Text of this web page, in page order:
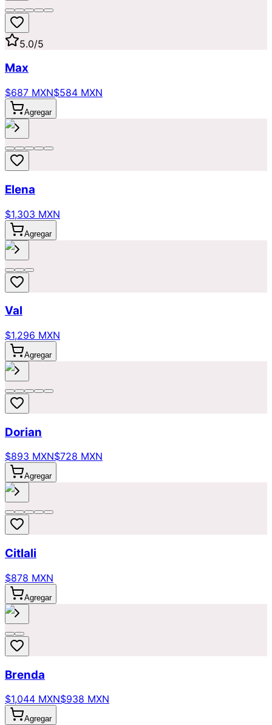
5.0/5
Max
$687 MXN$584 MXN
Agregar
Elena
$1,303 MXN
Agregar
Val
$1,296 MXN
Agregar
Dorian
$893 MXN$728 MXN
Agregar
Citlali
$878 MXN
Agregar
Brenda
$1,044 MXN$938 MXN
Agregar